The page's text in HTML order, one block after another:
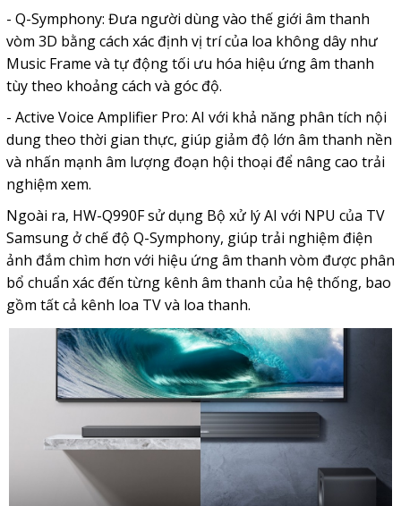
- Q-Symphony: Đưa người dùng vào thế giới âm thanh
vòm 3D bằng cách xác định vị trí của loa không dây như
Music Frame và tự động tối ưu hóa hiệu ứng âm thanh
tùy theo khoảng cách và góc độ.
- Active Voice Amplifier Pro: AI với khả năng phân tích nội
dung theo thời gian thực, giúp giảm độ lớn âm thanh nền
và nhấn mạnh âm lượng đoạn hội thoại để nâng cao trải
nghiệm xem.
Ngoài ra, HW-Q990F sử dụng Bộ xử lý AI với NPU của TV
Samsung ở chế độ Q-Symphony, giúp trải nghiệm điện
ảnh đắm chìm hơn với hiệu ứng âm thanh vòm được phân
bổ chuẩn xác đến từng kênh âm thanh của hệ thống, bao
gồm tất cả kênh loa TV và loa thanh.